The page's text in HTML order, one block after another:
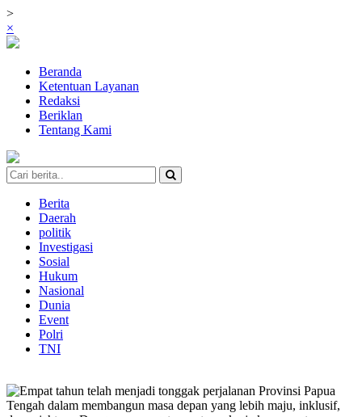
>
×
Beranda
Ketentuan Layanan
Redaksi
Beriklan
Tentang Kami
Berita
Daerah
politik
Investigasi
Sosial
Hukum
Nasional
Dunia
Event
Polri
TNI